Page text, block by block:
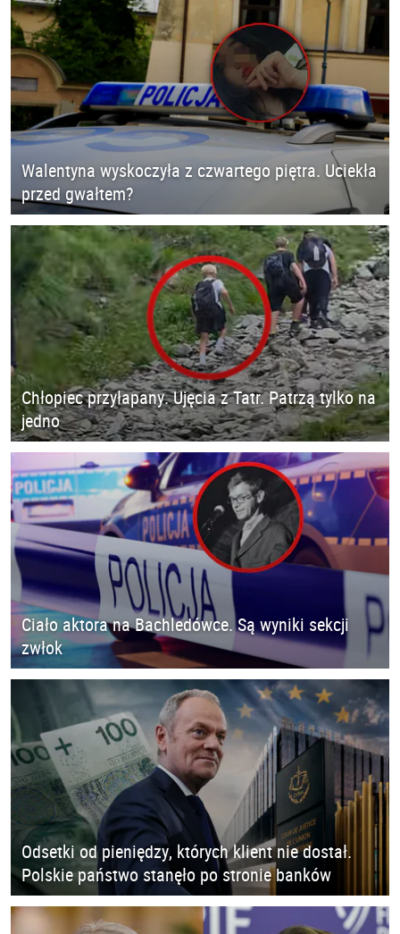
Walentyna wyskoczyła z czwartego piętra. Uciekła
przed gwałtem?
Chłopiec przyłapany. Ujęcia z Tatr. Patrzą tylko na
jedno
Ciało aktora na Bachledówce. Są wyniki sekcji
zwłok
Odsetki od pieniędzy, których klient nie dostał.
Polskie państwo stanęło po stronie banków